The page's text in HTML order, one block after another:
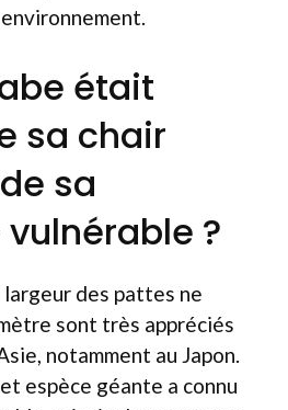
était
sa chair
sa
?
largeur des pattes ne
sont très appréciés
notamment au Japon.
espèce géante a connu